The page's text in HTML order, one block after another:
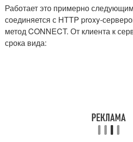
Работает это примерно
соединяется с HTTP proxy-
метод CONNECT. От клиента к
срока вида: